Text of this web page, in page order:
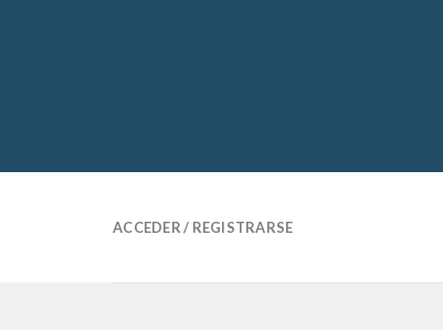
ACCEDER / REGISTRARSE